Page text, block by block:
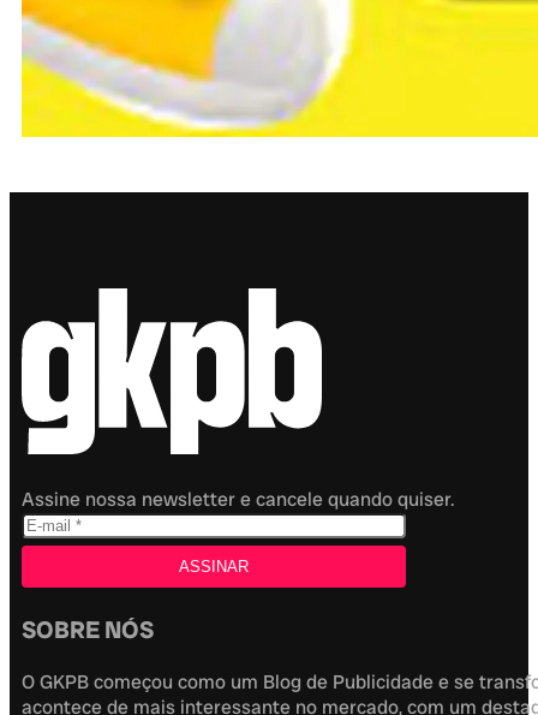
Assine nossa newsletter e cancele quando quiser.
SOBRE NÓS
O GKPB começou como um Blog de Publicidade e se
acontece de mais interessante no mercado, com um